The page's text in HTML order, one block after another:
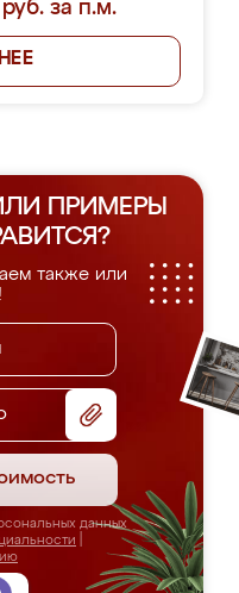
за п.м.
ПРИМЕРЫ
также или
данных